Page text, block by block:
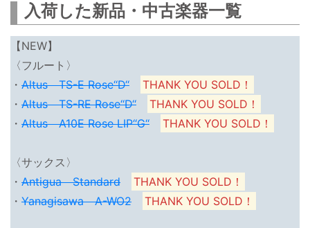
入荷した新品・中古楽器一覧
【NEW】
〈フルート〉
・ Altus TS-E Rose‘‘D‘‘
THANK YOU SOLD！
・ Altus TS-RE Rose‘‘D‘‘
THANK YOU SOLD！
・ Altus A10E Rose LIP‘‘G‘‘ THANK YOU SOLD！
〈サックス〉
・ Antigua Standard
THANK YOU SOLD！
・ Yanagisawa A-WO2 THANK YOU SOLD！